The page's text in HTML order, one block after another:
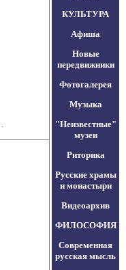
КУЛЬТУРА
Афиша
Новые
передвижники
Фотогалерея
Музыка
"Неизвестные"
музеи
Риторика
Русские храмы
и монастыри
Видеоархив
ФИЛОСОФИЯ
Современная
русская мысль